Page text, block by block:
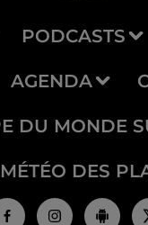
PODCASTS
AGENDA
DU MONDE
DES